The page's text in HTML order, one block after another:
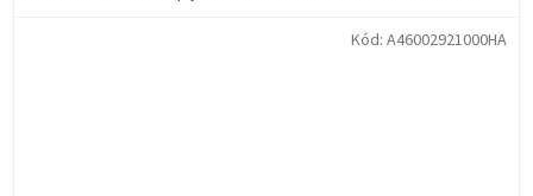
Kód: A46002921000HA